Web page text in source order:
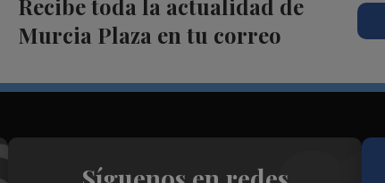
Recibe toda la actualidad de
Murcia Plaza en tu correo